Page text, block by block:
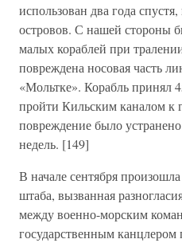
использован два года
островов. С нашей стороны
малых кораблей при
повреждена носовая часть
«Мольтке». Корабль принял
пройти Кильским каналом к
повреждение было
недель. [149]
В начале сентября
штаба, вызванная
между военно-морским
государственным канцлером